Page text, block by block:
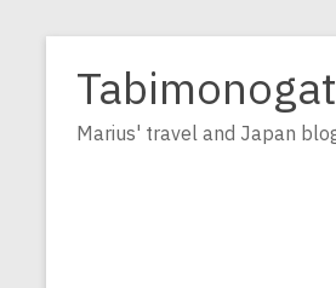
Inhalt
springen
Marius' travel and Japan